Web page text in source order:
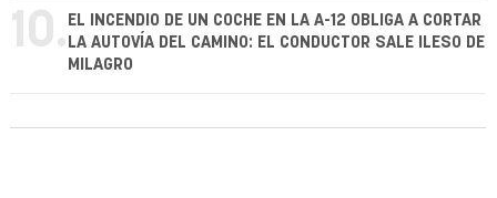
10. EL INCENDIO DE UN COCHE EN LA A-12 OBLIGA A CORTAR
LA AUTOVÍA DEL CAMINO: EL CONDUCTOR SALE ILESO DE
MILAGRO